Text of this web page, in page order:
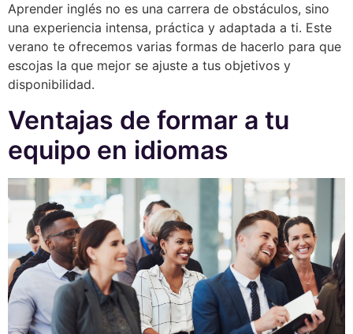
Aprender inglés no es una carrera de obstáculos, sino
una experiencia intensa, práctica y adaptada a ti. Este
verano te ofrecemos varias formas de hacerlo para que
escojas la que mejor se ajuste a tus objetivos y
disponibilidad.
Ventajas de formar a tu
equipo en idiomas